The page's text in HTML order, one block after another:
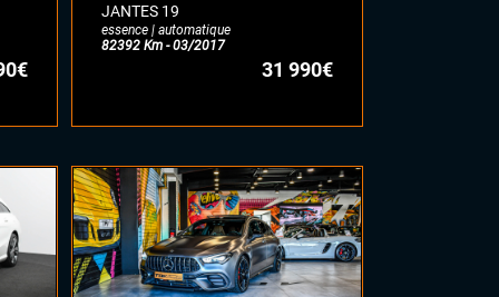
JANTES 19
essence | automatique
82392 Km - 03/2017
31 990€